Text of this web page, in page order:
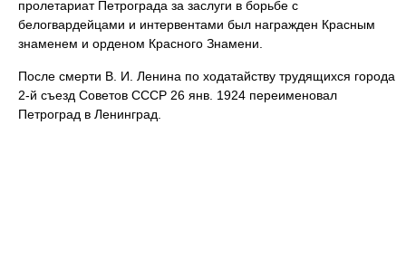
пролетариат Петрограда за заслуги в борьбе с
белогвардейцами и интервентами был награжден Красным
знаменем и орденом Красного Знамени.
После смерти В. И. Ленина по ходатайству трудящихся города
2-й съезд Советов СССР 26 янв. 1924 переименовал
Петроград в Ленинград.